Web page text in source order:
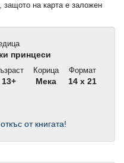
защото на карта е заложен
принцеси
13+
Корица
Мека
Формат
14 x 21
от книгата!